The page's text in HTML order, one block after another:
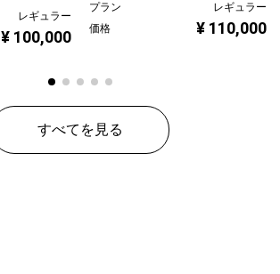
レギュラー
¥ 100,000
プラン
レギュラー
価格
¥ 110,000
すべてを見る